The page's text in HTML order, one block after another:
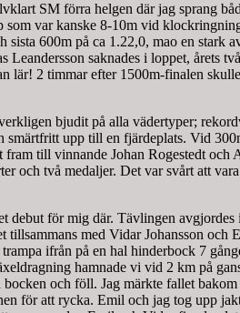
SM förra helgen där jag sprang
var kanske 8-10m vid
600m på ca 1.22,0, mao en
Leandersson saknades i loppet,
lär! 2 timmar efter 1500m-finalen
bjudit på alla vädertyper;
upp till en fjärdeplats. Vid
till vinnande Johan Rogestedt
och två medaljer. Det var svårt att
för mig där. Tävlingen
med Vidar Johansson
ifrån på en hal hinderbock 7
hamnade vi vid 2 km på
och föll. Jag märkte fallet
för att rycka. Emil och jag tog upp